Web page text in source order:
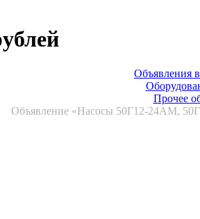
Объявления
Прочее
Объявление «Насосы 50Г12-24АМ,